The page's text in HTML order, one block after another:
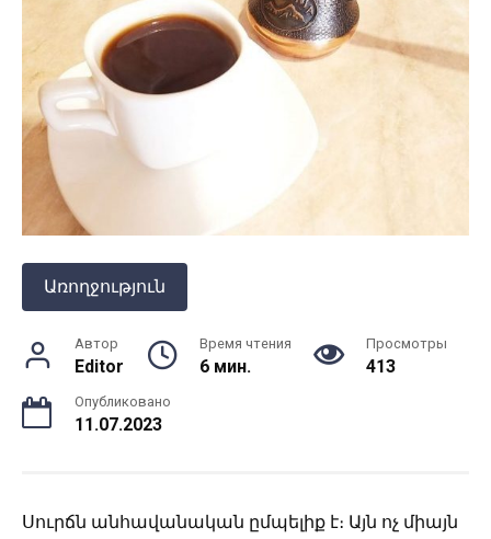
Առողջություն
Автор
Editor
Время чтения
6 мин.
Просмотры
413
Опубликовано
11.07.2023
Սուրճն անհավանական ըմպելիք է։ Այն ոչ միայն